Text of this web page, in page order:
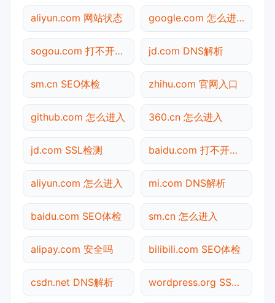
aliyun.com 网站状态 google.com 怎么进入
sogou.com 打不开检测 jd.com DNS解析
sm.cn SEO体检 zhihu.com 官网入口
github.com 怎么进入 360.cn 怎么进入
jd.com SSL检测 baidu.com 打不开检测
aliyun.com 怎么进入 mi.com DNS解析
baidu.com SEO体检 sm.cn 怎么进入
alipay.com 安全吗 bilibili.com SEO体检
csdn.net DNS解析 wordpress.org SSL检测